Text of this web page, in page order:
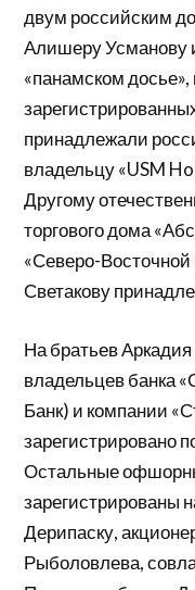
двум российским
Алишеру Усманову
«панамском
принадлежали
владельцу «USM
Другому
торгового дома
«Северо-
Светакову
На братьев
владельцев банка
Банк) и компании
зарегистрировано
Остальные
зарегистрированы
Дерипаску,
Рыболовлева,